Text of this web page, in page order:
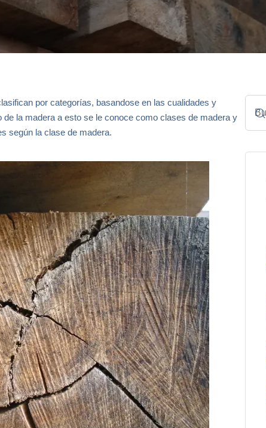
por categorías, basandose en las cualidades y
la madera a esto se le conoce como clases de madera y
según la clase de madera.